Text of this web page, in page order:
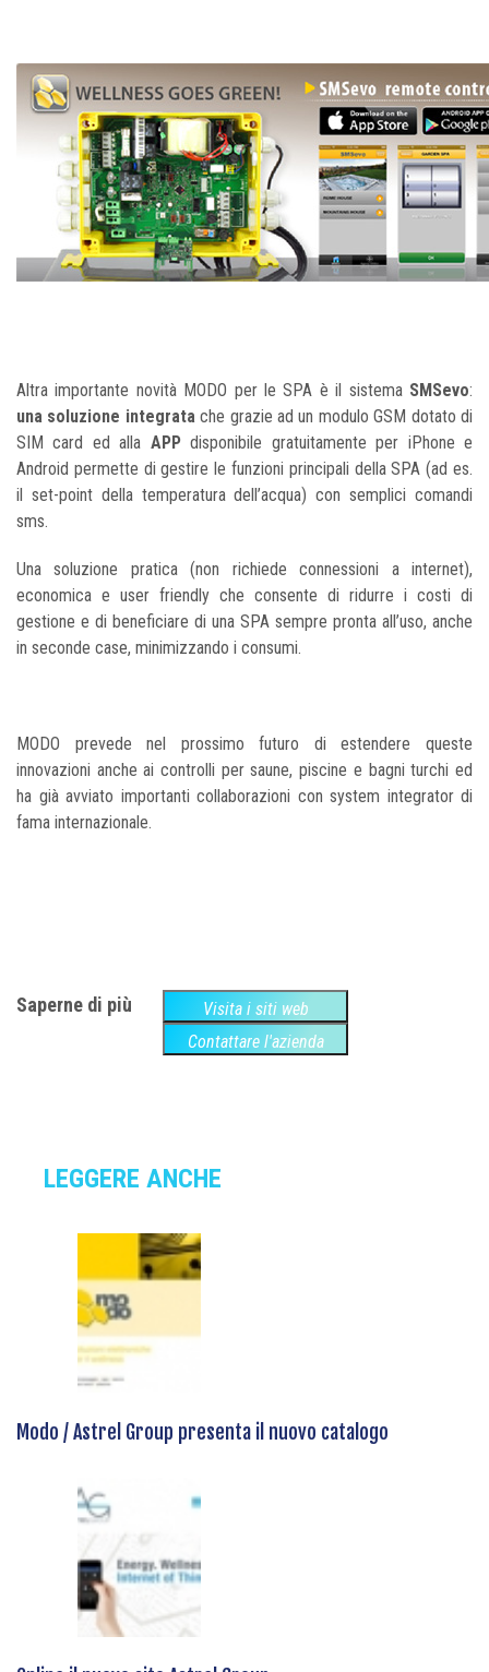
Altra importante novità MODO per le SPA è il sistema SMSevo:
una soluzione integratache grazie ad un modulo GSM dotato di
SIM card ed alla APPdisponibile gratuitamente per iPhone e
Android permette di gestire le funzioni principali della SPA (ad es.
il set-point della temperatura dell’acqua) con semplici comandi
sms.
Una soluzione pratica (non richiede connessioni a internet),
economica e user friendly che consente di ridurre i costi di
gestione e di beneficiare di una SPA sempre pronta all’uso, anche
in seconde case, minimizzando i consumi.
MODO prevede nel prossimo futuro di estendere queste
innovazioni anche ai controlli per saune, piscine e bagni turchi ed
ha già avviato importanti collaborazioni con system integrator di
fama internazionale.
Saperne di più
Visita i siti web
Contattare l'azienda
LEGGERE ANCHE
Modo / Astrel Group presenta il nuovo catalogo